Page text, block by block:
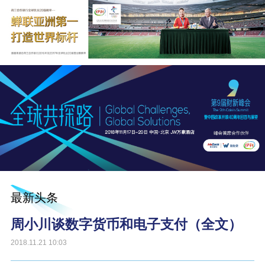
最新头条
周小川谈数字货币和电子支付（全文）
2018.11.21 10:03